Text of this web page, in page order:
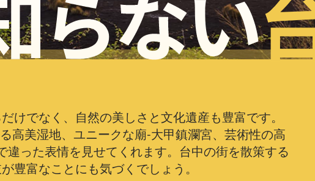
けでなく、自然の美しさと文化遺産も豊富です。
高美湿地、ユニークな廟-大甲鎮瀾宮、芸術性の高
った表情を見せてくれます。台中の街を散策する
豊富なことにも気づくでしょう。